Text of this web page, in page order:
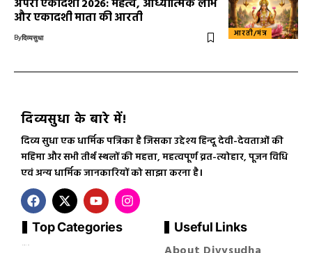
आरती/मंत्र
अपरा एकादशी 2026: महत्व, आध्यात्मिक लाभ
और एकादशी माता की आरती
Byदिव्यसुधा
दिव्यसुधा के बारे में!
दिव्य सुधा एक धार्मिक पत्रिका है जिसका उद्देश्य हिन्दू देवी-देवताओं की
महिमा और सभी तीर्थ स्थलों की महत्ता, महत्वपूर्ण व्रत-त्योहार, पूजन विधि
एवं अन्य धार्मिक जानकारियों को साझा करना है।
Top Categories Useful Links